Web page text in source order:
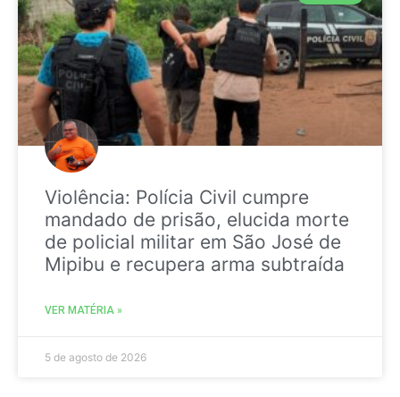
Violência: Polícia Civil cumpre
mandado de prisão, elucida morte
de policial militar em São José de
Mipibu e recupera arma subtraída
VER MATÉRIA »
5 de agosto de 2026